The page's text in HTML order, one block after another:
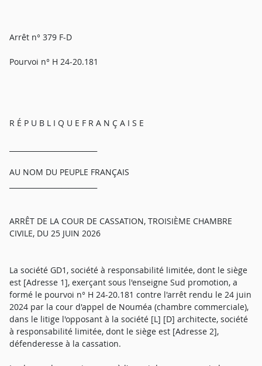
Arrêt n° 379 F-D
Pourvoi n° H 24-20.181
R É P U B L I Q U E F R A N Ç A I S E
AU NOM DU PEUPLE FRANÇAIS
ARRÊT DE LA COUR DE CASSATION, TROISIÈME CHAMBRE
CIVILE, DU 25 JUIN 2026
La société GD1, société à responsabilité limitée, dont le siège
est [Adresse 1], exerçant sous l'enseigne Sud promotion, a
formé le pourvoi n° H 24-20.181 contre l'arrêt rendu le 24 juin
2024 par la cour d'appel de Nouméa (chambre commerciale),
dans le litige l'opposant à la société [L] [D] architecte, société
à responsabilité limitée, dont le siège est [Adresse 2],
défenderesse à la cassation.